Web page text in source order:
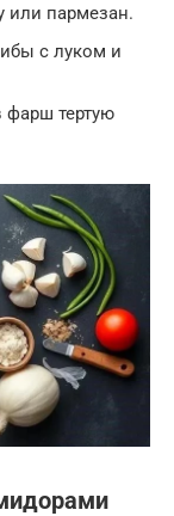
или пармезан.
с луком и
фарш тертую